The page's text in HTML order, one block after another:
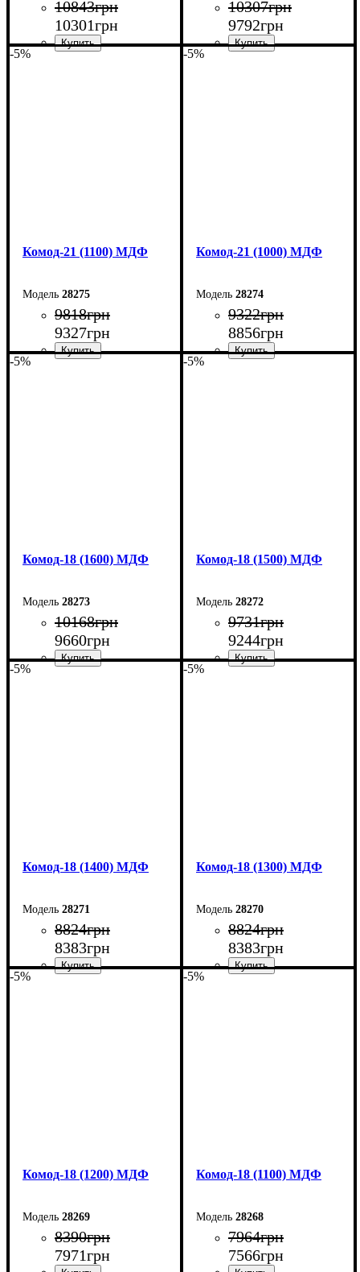
10843грн
10301грн
10307грн
9792грн
-5%
Комод-21 (1100) МДФ
28275
9818грн
9327грн
-5%
Комод-21 (1000) МДФ
28274
9322грн
8856грн
-5%
Комод-18 (1600) МДФ
28273
10168грн
9660грн
-5%
Комод-18 (1500) МДФ
28272
9731грн
9244грн
-5%
Комод-18 (1400) МДФ
28271
8824грн
8383грн
-5%
Комод-18 (1300) МДФ
28270
8824грн
8383грн
-5%
Комод-18 (1200) МДФ
28269
8390грн
7971грн
-5%
Комод-18 (1100) МДФ
28268
7964грн
7566грн